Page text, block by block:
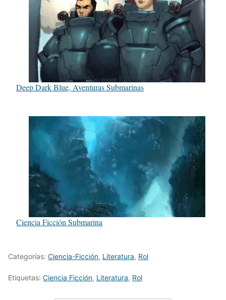
Deep Dark Blue, Aventuras Submarinas
Ciencia Ficción Submarina
Categorías: Ciencia-Ficción, Literatura, Rol
Etiquetas: Ciencia Ficción, Literatura, Rol